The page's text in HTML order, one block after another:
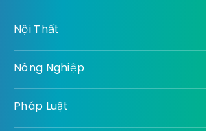
Nội Thất
Nông Nghiệp
Pháp Luật